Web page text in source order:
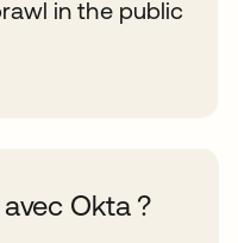
in the public
Okta ?